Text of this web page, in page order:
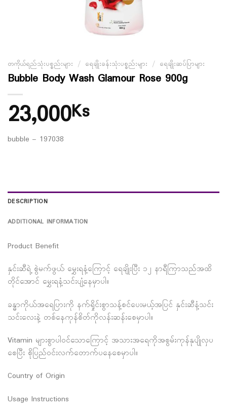
တကိုယ်ရည်သုံးပစ္စည်းများ / ရေချိုးခန်းသုံးပစ္စည်းများ / ရေချိုးဆပ်ပြာများ
Bubble Body Wash Glamour Rose 900g
23,000Ks
bubble – 197038
DESCRIPTION
ADDITIONAL INFORMATION
Product Benefit
နှင်းဆီရဲ့ စွဲမက်ဖွယ် မွှေးရနံ့ကြောင့် ရေချိုးပြီး ၁၂ နာရီကြာသည်အထိ
တိုင်အောင် မွှေးရနံ့သင်းပျံ့နေမှာပါ။
ခန္ဓာကိုယ်အရေပြားကို နက်ရှိုင်းစွာသန့်စင်ပေးမယ့်အပြင် နှင်းဆီနံ့သင်း
သင်းလေးနဲ့ တစ်နေကုန်စိတ်ကိုလန်းဆန်းစေမှာပါ။
Vitamin များစွာပါဝင်သောကြောင့် အသားအရေကိုအစွမ်းကုန်နုပျိုလှပ
စေပြီး စိုပြည်၀င်းလက်တောက်ပနေစေမှာပါ။
Country of Origin
Usage Instructions